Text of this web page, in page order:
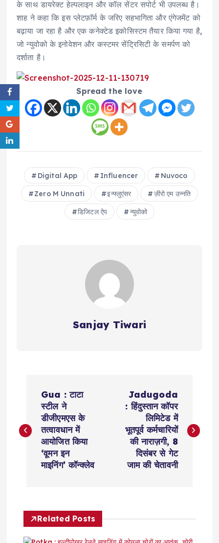
के साथ डायरेक्ट हेल्पलाइन और कॉल सेंटर सपोर्ट भी उपलब्ध है।
शाह ने कहा कि इस प्लेटफ़ॉर्म के जरिए सहभागिता और एंगेजमेंट को
बढ़ाया जा रहा है और एक कनेक्टेड इकोसिस्टम तैयार किया गया है,
जो न्युवोको के इनोवेशन और कस्टमर सेंट्रिसिटी के समर्पण को
दर्शाता है।
Spread the love
Digital App Influencer Nuvoco
Zero M Unnati इन्फ्लुएंसर ज़ीरो एम उन्नति
डिजिटल ऐप न्युवोको
Sanjay Tiwari
s
a
v
Gua : टाटा
स्टील ने
डीजीएमएस के
तत्वावधान में
आयोजित किया
‘वूमन इन
माइनिंग’ कॉन्क्लेव
Jadugoda
: हिंदुस्तान कॉपर
लिमिटेड में
भूतपूर्व कर्मचारियों
की नाराज़गी, 8
दिसंबर से गेट
जाम की चेतावनी
Related Posts